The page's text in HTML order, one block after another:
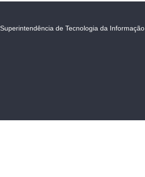
Superintendência de Tecnologia da Informação